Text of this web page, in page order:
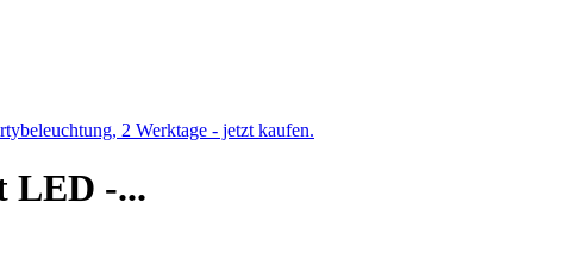
LED -...